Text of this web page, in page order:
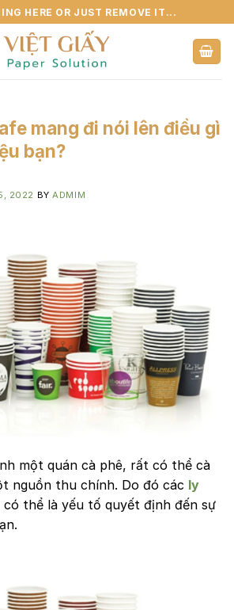
HERE OR JUST REMOVE IT...
mang đi nói lên điều gì
bạn?
2022 BYADMIM
một quán cà phê, rất có thể cà
nguồn thu chính. Do đó các ly
có thể là yếu tố quyết định đến sự